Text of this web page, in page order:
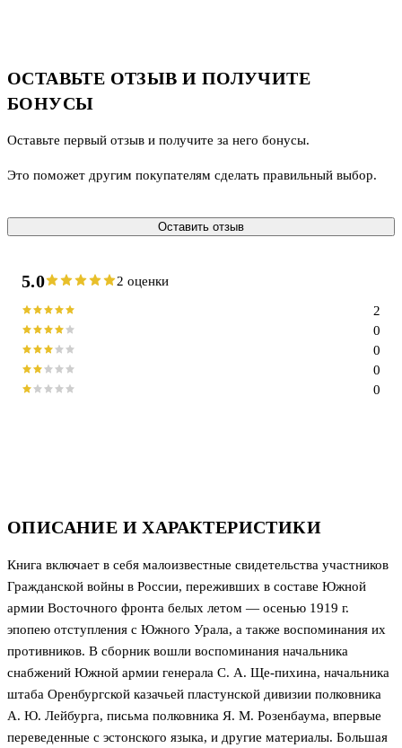
ОПИСАНИЕ И ХАРАКТЕРИСТИКИ
Книга включает в себя малоизвестные свидетельства участников
Гражданской войны в России, переживших в составе Южной
армии Восточного фронта белых летом — осенью 1919 г.
эпопею отступления с Южного Урала, а также воспоминания их
противников. В сборник вошли воспоминания начальника
снабжений Южной армии генерала С. А. Ще-пихина, начальника
штаба Оренбургской казачьей пластунской дивизии полковника
А. Ю. Лейбурга, письма полковника Я. М. Розенбаума, впервые
переведенные с эстонского языка, и другие материалы. Большая
ОСТАВЬТЕ ОТЗЫВ И ПОЛУЧИТЕ
БОНУСЫ
Оставьте первый отзыв и получите за него бонусы.
Это поможет другим покупателям сделать правильный выбор.
Оставить отзыв
5.0 2 оценки
0
0
0
0
2